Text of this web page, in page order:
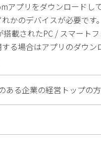
アプリをダウンロードし
かのデバイスが必要です。
載されたPC / スマート
る場合はアプリのダウン
ある企業の経営トップの